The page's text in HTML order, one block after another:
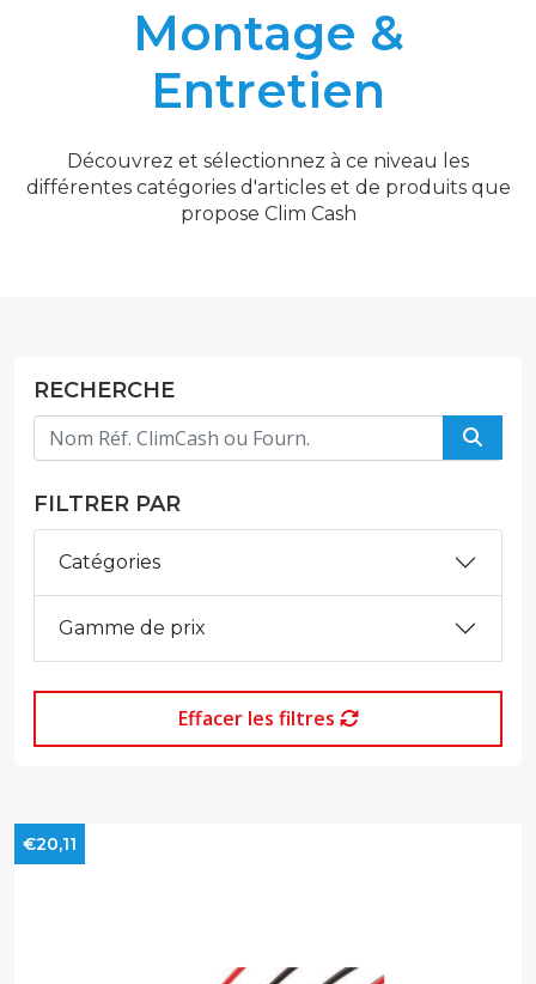
Montage &
Entretien
Découvrez et sélectionnez à ce niveau les
différentes catégories d'articles et de produits que
propose Clim Cash
RECHERCHE
FILTRER PAR
Catégories
Gamme de prix
Effacer les filtres
€20,11